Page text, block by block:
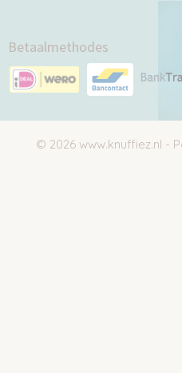
Betaalmethodes
© 2026 www.knuffiez.nl -